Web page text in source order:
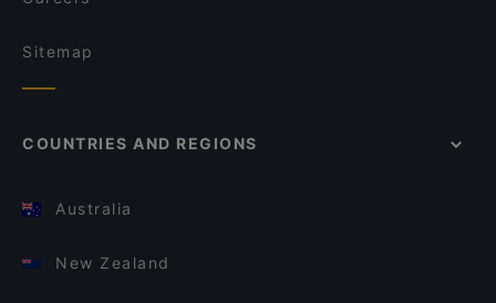
Sitemap
COUNTRIES AND REGIONS
Australia
New Zealand